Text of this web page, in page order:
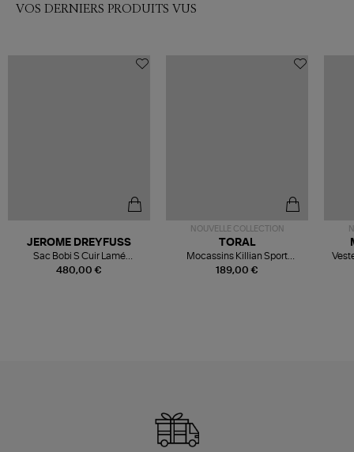
VOS DERNIERS PRODUITS VUS
480,00 €
JEROME DREYFUSS
Sac Bobi S Cuir Lamé
Champagne
NOUVELLE COLLECTION
189,00 €
TORAL
Mocassins Killian Sport
Mousse